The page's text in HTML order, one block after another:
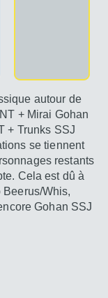
autour de
+ Mirai Gohan
+ Trunks SSJ
se tiennent
restants
Cela est dû à
Whis,
Gohan SSJ